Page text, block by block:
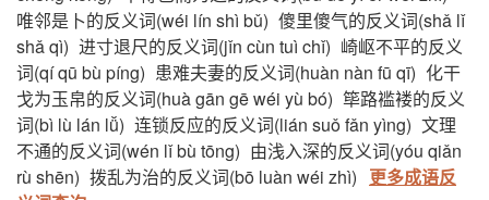
唯邻是卜的反义词(wéi lín shì bǔ) 傻里傻气的反义词(shǎ lǐ
shǎ qì) 进寸退尺的反义词(jǐn cùn tuì chǐ) 崎岖不平的反义
词(qí qū bù píng) 患难夫妻的反义词(huàn nàn fū qī) 化干
戈为玉帛的反义词(huà gān gē wéi yù bó) 筚路褴褛的反义
词(bì lù lán lǚ) 连锁反应的反义词(lián suǒ fǎn yìng) 文理
不通的反义词(wén lǐ bù tōng) 由浅入深的反义词(yóu qiǎn
rù shēn) 拨乱为治的反义词(bō luàn wéi zhì) 更多成语反